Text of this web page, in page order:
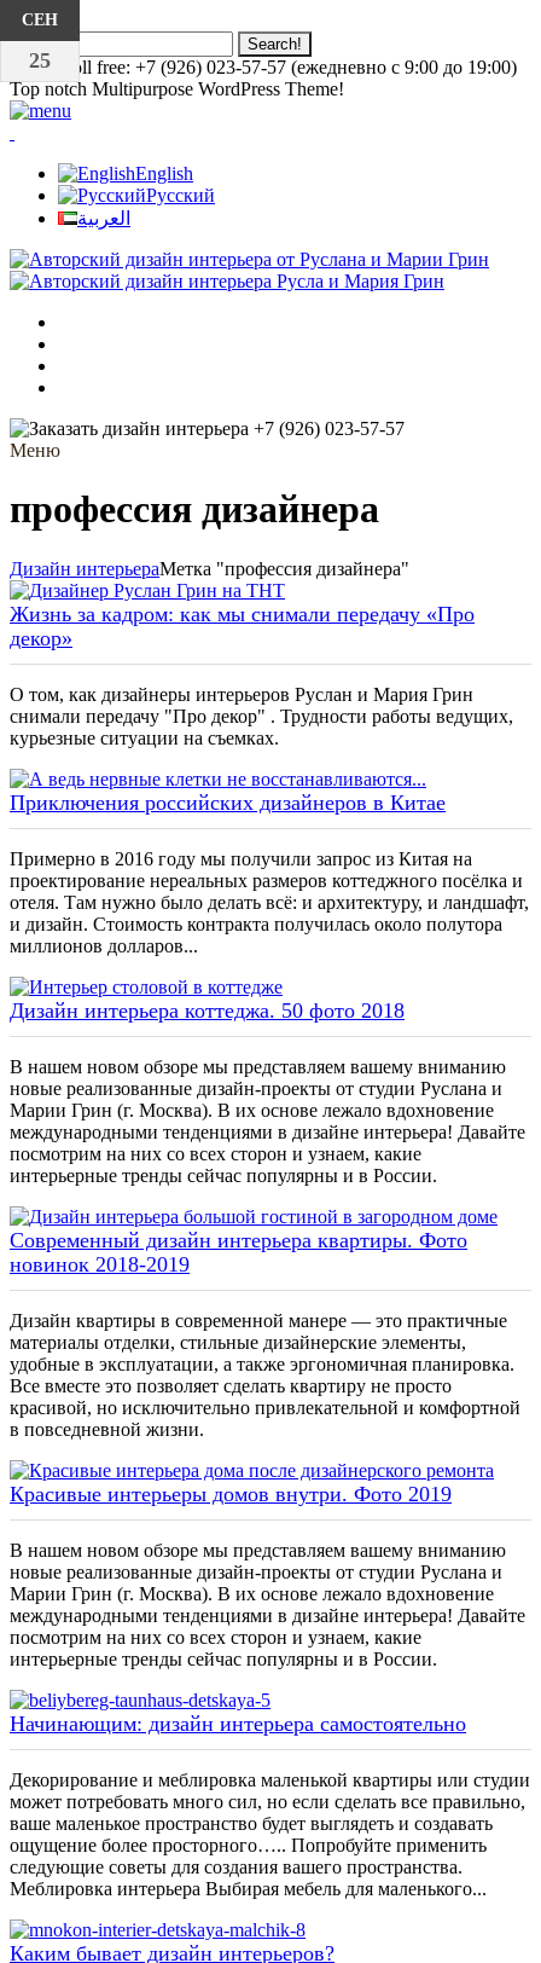
Call us toll free: +7 (926) 023-57-57 (ежедневно с 9:00 до 19:00)
Top notch Multipurpose WordPress Theme!
English
Русский
العربية
+7 (926) 023-57-57
Меню
профессия дизайнера
Дизайн интерьераМетка "профессия дизайнера"
ЯНВ
17
Жизнь за кадром: как мы снимали передачу «Про
декор»
О том, как дизайнеры интерьеров Руслан и Мария Грин
снимали передачу "Про декор" . Трудности работы ведущих,
курьезные ситуации на съемках.
НОЯ
08
Приключения российских дизайнеров в Китае
Примерно в 2016 году мы получили запрос из Китая на
проектирование нереальных размеров коттеджного посёлка и
отеля. Там нужно было делать всё: и архитектуру, и ландшафт,
и дизайн. Стоимость контракта получилась около полутора
миллионов долларов...
ИЮН
25
Дизайн интерьера коттеджа. 50 фото 2018
В нашем новом обзоре мы представляем вашему вниманию
новые реализованные дизайн-проекты от студии Руслана и
Марии Грин (г. Москва). В их основе лежало вдохновение
международными тенденциями в дизайне интерьера! Давайте
посмотрим на них со всех сторон и узнаем, какие
интерьерные тренды сейчас популярны и в России.
АПР
12
Современный дизайн интерьера квартиры. Фото
новинок 2018-2019
Дизайн квартиры в современной манере — это практичные
материалы отделки, стильные дизайнерские элементы,
удобные в эксплуатации, а также эргономичная планировка.
Все вместе это позволяет сделать квартиру не просто
красивой, но исключительно привлекательной и комфортной
в повседневной жизни.
МАР
16
Красивые интерьеры домов внутри. Фото 2019
В нашем новом обзоре мы представляем вашему вниманию
новые реализованные дизайн-проекты от студии Руслана и
Марии Грин (г. Москва). В их основе лежало вдохновение
международными тенденциями в дизайне интерьера! Давайте
посмотрим на них со всех сторон и узнаем, какие
интерьерные тренды сейчас популярны и в России.
СЕН
25
Начинающим: дизайн интерьера самостоятельно
Декорирование и меблировка маленькой квартиры или студии
может потребовать много сил, но если сделать все правильно,
ваше маленькое пространство будет выглядеть и создавать
ощущение более просторного….. Попробуйте применить
следующие советы для создания вашего пространства.
Меблировка интерьера Выбирая мебель для маленького...
СЕН
25
Каким бывает дизайн интерьеров?
СЕН
25
СЕН
25
СЕН
25
СЕН
25
СЕН
25
СЕН
25
СЕН
25
СЕН
25
СЕН
25
СЕН
25
СЕН
25
СЕН
25
СЕН
25
СЕН
25
СЕН
25